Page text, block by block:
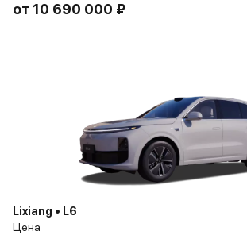
от 10 690 000 ₽
Lixiang • L6
Цена